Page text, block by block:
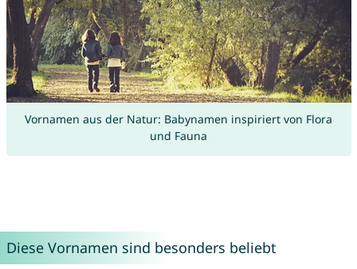
Vornamen aus der Natur: Babynamen inspiriert von Flora
und Fauna
Diese Vornamen sind besonders beliebt